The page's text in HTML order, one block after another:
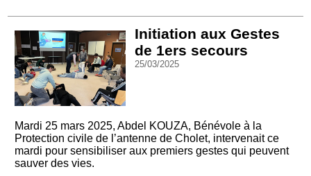
Initiation aux Gestes
de 1ers secours
25/03/2025
Mardi 25 mars 2025, Abdel KOUZA, Bénévole à la
Protection civile de l’antenne de Cholet, intervenait ce
mardi pour sensibiliser aux premiers gestes qui peuvent
sauver des vies.